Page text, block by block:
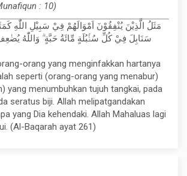
: 10)
مَثَلُ الَّذِيْنَ يُنْفِقُوْنَ اَمْوَالَهُمْ فِيْ سَبِيْلِ اللّٰهِ
سَنَابِلَ فِيْ كُلِّ سُنْۢبُلَةٍ مِّائَةُ حَبَّةٍ ۗ وَاللّٰهُ
orang yang menginfakkan hartanya
seperti (orang-orang yang menabur)
yang menumbuhkan tujuh tangkai, pada
seratus biji. Allah melipatgandakan
yang Dia kehendaki. Allah Mahaluas lagi
(Al-Baqarah ayat 261)